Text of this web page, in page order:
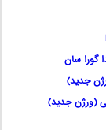
گورا سان
جدید)
(ورژن جدید)